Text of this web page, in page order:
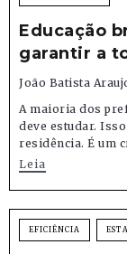
Educação
garantir a
João Batista
A maioria dos
deve estudar.
residência. É um
Leia
EFICIÊNCIA